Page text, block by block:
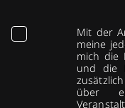
Mit der
meine
mich die
und die
über